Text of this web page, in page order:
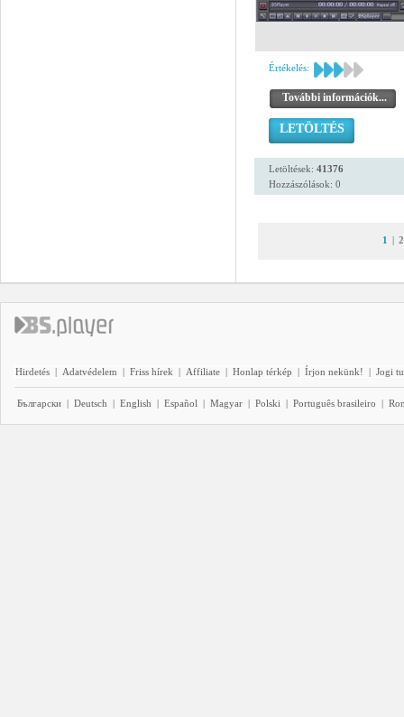
Értékelés:
További információk...
LETÖLTÉS
Letöltések: 41376
Hozzászólások: 0
1 | 2
Hirdetés | Adatvédelem | Friss hírek | Affiliate | Honlap térkép | Írjon nekünk! | Jogi
Български | Deutsch | English | Español | Magyar | Polski | Português brasileiro |